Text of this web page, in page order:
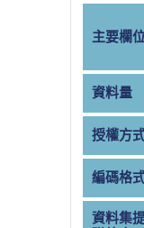
主要欄
資料量
授權方
編碼格
資料集